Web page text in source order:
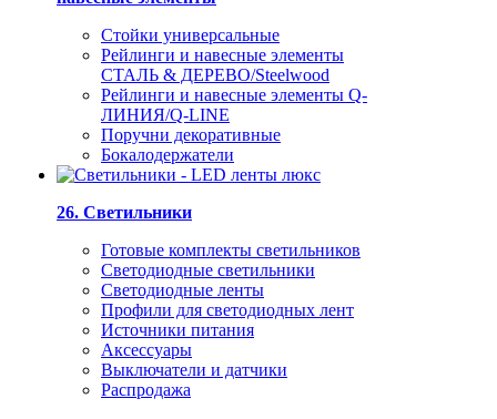
Стойки универсальные
Рейлинги и навесные элементы
СТАЛЬ & ДЕРЕВО/Steelwood
Рейлинги и навесные элементы Q-
ЛИНИЯ/Q-LINE
Поручни декоративные
Бокалодержатели
26. Светильники
Готовые комплекты светильников
Светодиодные светильники
Светодиодные ленты
Профили для светодиодных лент
Источники питания
Аксессуары
Выключатели и датчики
Распродажа